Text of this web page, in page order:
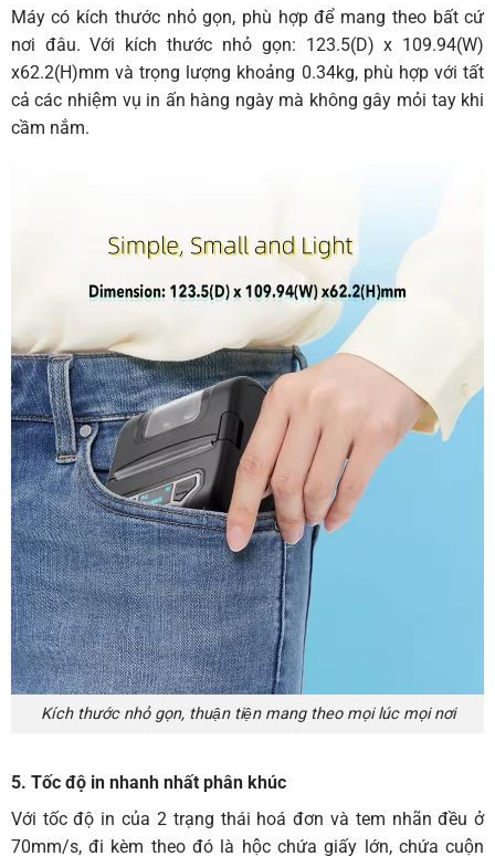
Máy có kích thước nhỏ gọn, phù hợp để mang theo bất cứ
nơi đâu. Với kích thước nhỏ gọn: 123.5(D) x 109.94(W)
x62.2(H)mm và trọng lượng khoảng 0.34kg, phù hợp với tất
cả các nhiệm vụ in ấn hàng ngày mà không gây mỏi tay khi
cầm nắm.
Kích thước nhỏ gọn, thuận tiện mang theo mọi lúc mọi nơi
5. Tốc độ in nhanh nhất phân khúc
Với tốc độ in của 2 trạng thái hoá đơn và tem nhãn đều ở
70mm/s, đi kèm theo đó là hộc chứa giấy lớn, chứa cuộn